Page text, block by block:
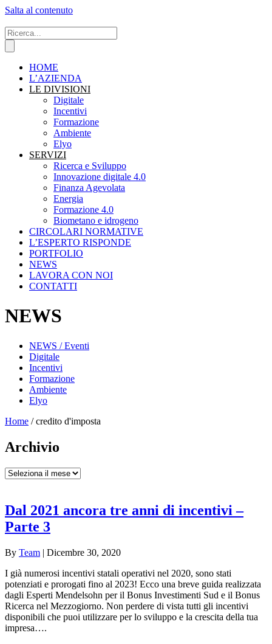
Salta al contenuto
HOME
L’AZIENDA
LE DIVISIONI
Digitale
Incentivi
Formazione
Ambiente
Elyo
SERVIZI
Ricerca e Sviluppo
Innovazione digitale 4.0
Finanza Agevolata
Energia
Formazione 4.0
Biometano e idrogeno
CIRCOLARI NORMATIVE
L’ESPERTO RISPONDE
PORTFOLIO
NEWS
LAVORA CON NOI
CONTATTI
NEWS
NEWS / Eventi
Digitale
Incentivi
Formazione
Ambiente
Elyo
Home /credito d'imposta
Archivio
Archivio
Dal 2021 ancora tre anni di incentivi –
Parte 3
By Team | Dicembre 30, 2020
I già numerosi incentivi statali operativi nel 2020, sono stati
potenziati e prorogati fino al 2023! Ecco una breve guida realizzata
dagli Esperti Mendelsohn per il Bonus Investimenti Sud e il Bonus
Ricerca nel Mezzogiorno. Non perdere di vista tutti gli incentivi
disponibili che puoi utilizzare per lo sviluppo e la crescita della tua
impresa….